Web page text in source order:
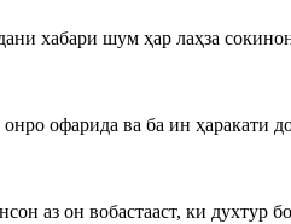
хабари шум ҳар лаҳза
офарида ва ба ин ҳаракати
аз он вобастааст, ки духтур